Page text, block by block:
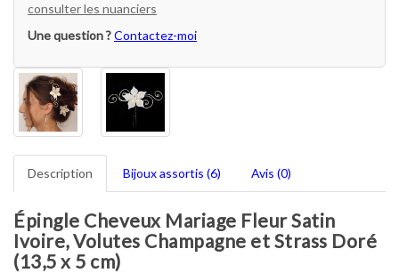
consulter les nuanciers
Une question ?Contactez-moi
Description Bijoux assortis (6) Avis (0)
Épingle Cheveux Mariage Fleur Satin
Ivoire, Volutes Champagne et Strass Doré
(13,5 x 5 cm)